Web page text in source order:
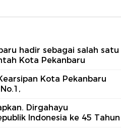
hadir sebagai salah satu
Kota Pekanbaru
Kota Pekanbaru
Dirgahayu
Indonesia ke 45 Tahun